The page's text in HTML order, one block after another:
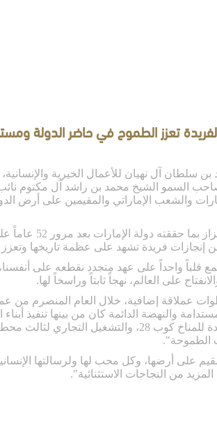
تعزز الطموح في حاضر الدولة
آل نهيان للأعمال الخيرية
السمو الشيخ محمد بن راشد آل مكتوم
وقال سموه في كلمة
إنجازات فريدة تشهد على عظمة تاريخها
قلباً واحداً على عهد متجدد نقطعه على
على العالم، نهجاً ثابتاً وراسخاً لها.
عملاقة إضافية، خلال العام المنصرم من
والنهضة الدائمة كان من بينها تنفيذ أبناء
ونمو وازدهار اقتصادنا
الطموحة".
على أرضها، وكل محب لها ولرسالتها
المزيد من النجاحات الاستثنائية".